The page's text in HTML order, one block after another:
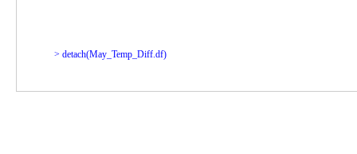
> detach(May_Temp_Diff.df)